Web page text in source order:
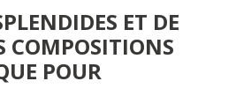
ET DE
COMPOSITIONS
POUR